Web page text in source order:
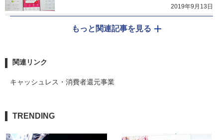
2019年9月13日
もっと関連記事を見る
関連リンク
キャッシュレス・消費者還元事業
TRENDING